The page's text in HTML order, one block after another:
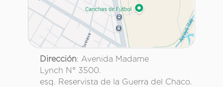
Dirección: Avenida Madame
Lynch N° 3500.
esq. Reservista de la Guerra del Chaco.